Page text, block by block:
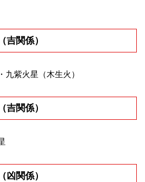
吉関係）
九紫火星（木生火）
吉関係）
凶関係）